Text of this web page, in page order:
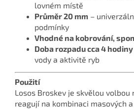
lovném místě
Průměr 20 mm –
podmínky
Vhodné na kobrování,
Doba rozpadu cca 4 hodiny
vody a aktivitě ryb
Použití
Losos Broskev je skvělou volbou
reagují na kombinaci masových